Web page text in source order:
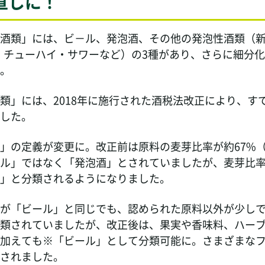
類」には、ビ－ル、発泡酒、その他の発泡性酒類（
ューハイ・サワーなど）の3種があり、さらに細分
」には、2018年に施行された酒税法改正により、す
た。
の定義が変更に。改正前は原料の麦芽比率が約67%
」ではなく「発泡酒」とされていましたが、麦芽比
と分類されるようになりました。
「ビール」と同じでも、認められた原料以外が少し
されていましたが、改正後は、果実や香味料、ハー
えても※「ビール」として分類可能に。さまざまな
れました。